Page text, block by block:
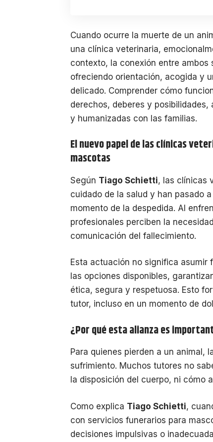
Cuando ocurre la muerte de un
una clínica veterinaria,
contexto, la conexión entre ambos
ofreciendo orientación, acogida y
delicado. Comprender cómo
derechos, deberes y
y humanizadas con las familias.
El nuevo papel de las clínicas
mascotas
Según Tiago Schietti, las clínicas
cuidado de la salud y han pasado
momento de la despedida. Al
profesionales perciben la
comunicación del fallecimiento.
Esta actuación no significa asumir
las opciones disponibles,
ética, segura y respetuosa. Esto
tutor, incluso en un momento de
¿Por qué esta alianza es
Para quienes pierden a un animal,
sufrimiento. Muchos tutores no
la disposición del cuerpo, ni cómo
Como explica Tiago Schietti,
con servicios funerarios para
decisiones impulsivas o